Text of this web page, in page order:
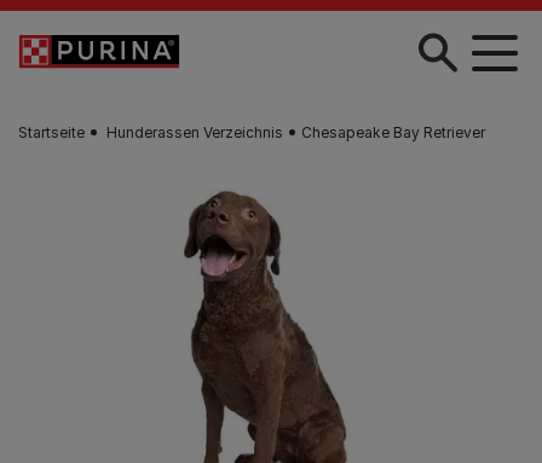
Skip to main content
Startseite Hunderassen Verzeichnis Chesapeake Bay Retriever